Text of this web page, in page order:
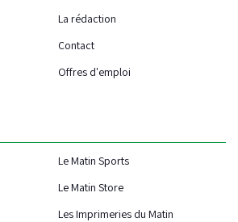
La rédaction
Contact
Offres d'emploi
Le Matin Sports
Le Matin Store
Les Imprimeries du Matin